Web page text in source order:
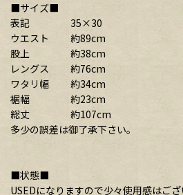
■サイズ■
表記 35×30
ウエスト 約89cm
股上 約38cm
レングス 約76cm
ワタリ幅 約34cm
裾幅 約23cm
総丈 約107cm
多少の誤差は御了承下さい。
■状態■
USEDになりますので少々使用感はご